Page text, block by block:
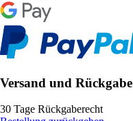
Versand und Rückgabe
30 Tage Rückgaberecht